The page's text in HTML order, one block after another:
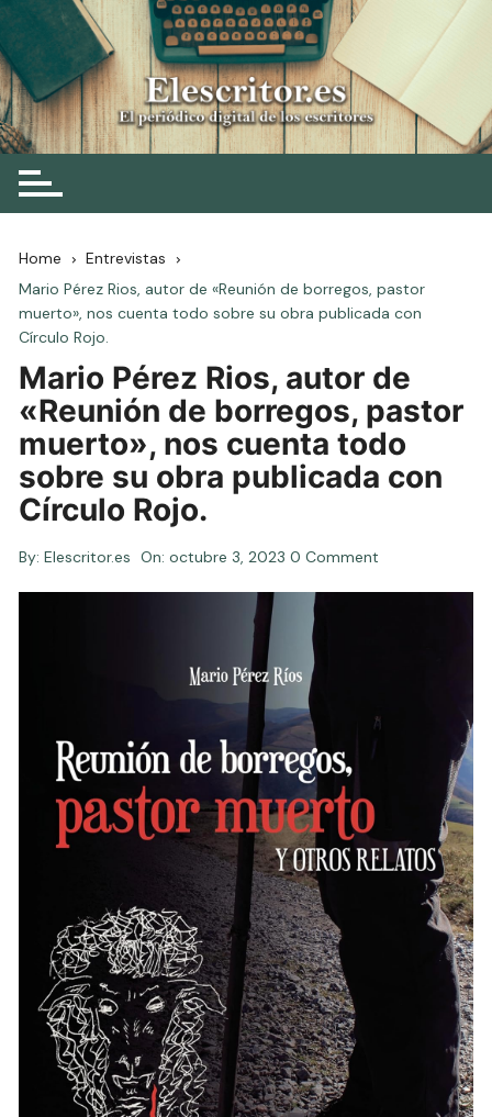
Skip
to
content
Elescritor.es
El periódico digital de los escritores
Home
Entrevistas
Mario Pérez Rios, autor de «Reunión de borregos, pastor
muerto», nos cuenta todo sobre su obra publicada con
Círculo Rojo.
Mario Pérez Rios, autor de
«Reunión de borregos, pastor
muerto», nos cuenta todo
sobre su obra publicada con
Círculo Rojo.
By: Elescritor.es On:octubre 3, 2023 0 Comment